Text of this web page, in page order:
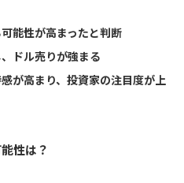
能性が高まったと判断
ドル売りが強まる
が高まり、投資家の注目度が上
性は？